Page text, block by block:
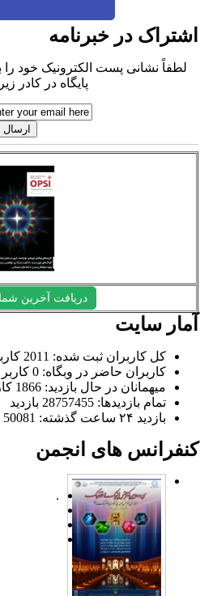
در خبرنامه
لطفاً نشانی پست الکترونیک خود را
پایگاه در کادر زیر
دریافت آخرین
سایت
کل کاربران ثبت شده: 2011 کاربر
کاربران حاضر در وبگاه: 0 کاربر
میهمانان در حال بازدید: 1866 کاربر
تمام بازدید‌ها: 28757455 بازدید
بازدید ۲۴ ساعت گذشته: 50081 بازدید
های انجمن
.